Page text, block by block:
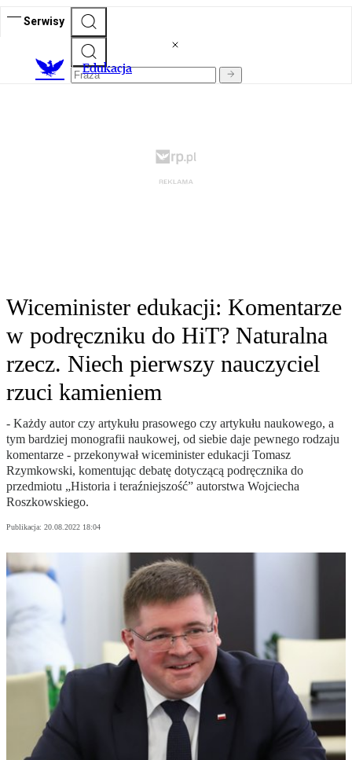
Serwisy
Edukacja
Wiceminister edukacji: Komentarze
w podręczniku do HiT? Naturalna
rzecz. Niech pierwszy nauczyciel
rzuci kamieniem
- Każdy autor czy artykułu prasowego czy artykułu naukowego, a
tym bardziej monografii naukowej, od siebie daje pewnego rodzaju
komentarze - przekonywał wiceminister edukacji Tomasz
Rzymkowski, komentując debatę dotyczącą podręcznika do
przedmiotu „Historia i teraźniejszość” autorstwa Wojciecha
Roszkowskiego.
Publikacja: 20.08.2022 18:04